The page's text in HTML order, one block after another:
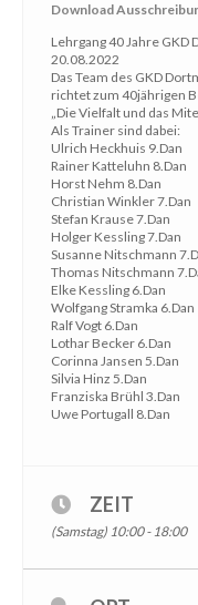
Download
Lehrgang 40 Jahre GKD
20.08.2022
Das Team des GKD
richtet zum 40jährigen
„Die Vielfalt und das
Als Trainer sind dabei:
Ulrich Heckhuis 9.Dan
Rainer Katteluhn 8.Dan
Horst Nehm 8.Dan
Christian Winkler 7.Dan
Stefan Krause 7.Dan
Holger Kessling 7.Dan
Susanne Nitschmann
Thomas Nitschmann
Elke Kessling 6.Dan
Wolfgang Stramka 6.Dan
Ralf Vogt 6.Dan
Lothar Becker 6.Dan
Corinna Jansen 5.Dan
Silvia Hinz 5.Dan
Franziska Brühl 3.Dan
Uwe Portugall 8.Dan
ZEIT
(Samstag) 10:00 - 18:00